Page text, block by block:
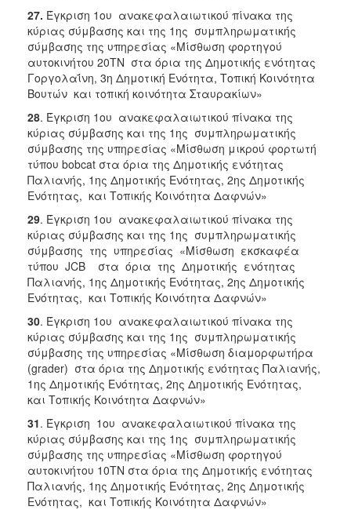
27. Έγκριση 1ου ανακεφαλαιωτικού πίνακα της
κύριας σύμβασης και της 1ης συμπληρωματικής
σύμβασης της υπηρεσίας «Μίσθωση φορτηγού
αυτοκινήτου 20ΤΝ στα όρια της Δημοτικής ενότητας
Γοργολαΐνη, 3η Δημοτική Ενότητα, Τοπική Κοινότητα
Βουτών και τοπική κοινότητα Σταυρακίων»
28. Έγκριση 1ου ανακεφαλαιωτικού πίνακα της
κύριας σύμβασης και της 1ης συμπληρωματικής
σύμβασης της υπηρεσίας «Μίσθωση μικρού φορτωτή
τύπου bobcat στα όρια της Δημοτικής ενότητας
Παλιανής, 1ης Δημοτικής Ενότητας, 2ης Δημοτικής
Ενότητας, και Τοπικής Κοινότητα Δαφνών»
29. Έγκριση 1ου ανακεφαλαιωτικού πίνακα της
κύριας σύμβασης και της 1ης συμπληρωματικής
σύμβασης της υπηρεσίας «Μίσθωση εκσκαφέα
τύπου JCB στα όρια της Δημοτικής ενότητας
Παλιανής, 1ης Δημοτικής Ενότητας, 2ης Δημοτικής
Ενότητας, και Τοπικής Κοινότητα Δαφνών»
30. Έγκριση 1ου ανακεφαλαιωτικού πίνακα της
κύριας σύμβασης και της 1ης συμπληρωματικής
σύμβασης της υπηρεσίας «Μίσθωση διαμορφωτήρα
(grader) στα όρια της Δημοτικής ενότητας Παλιανής,
1ης Δημοτικής Ενότητας, 2ης Δημοτικής Ενότητας,
και Τοπικής Κοινότητα Δαφνών»
31. Έγκριση 1ου ανακεφαλαιωτικού πίνακα της
κύριας σύμβασης και της 1ης συμπληρωματικής
σύμβασης της υπηρεσίας «Μίσθωση φορτηγού
αυτοκινήτου 10ΤΝ στα όρια της Δημοτικής ενότητας
Παλιανής, 1ης Δημοτικής Ενότητας, 2ης Δημοτικής
Ενότητας, και Τοπικής Κοινότητα Δαφνών»